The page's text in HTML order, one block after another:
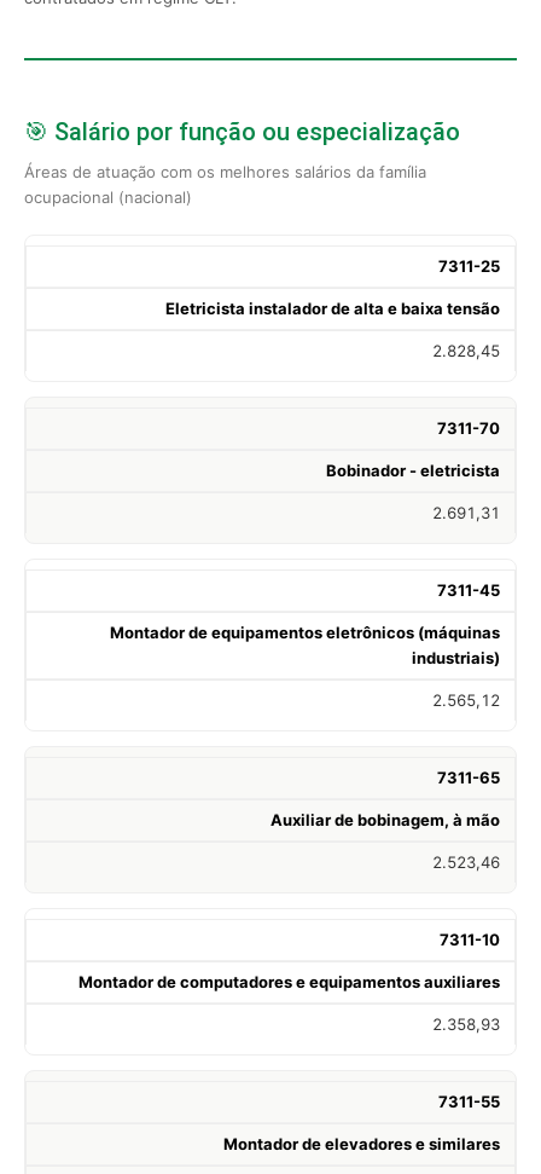
🎯 Salário por função ou especialização
Áreas de atuação com os melhores salários da família
ocupacional (nacional)
7311-25
Eletricista instalador de alta e baixa tensão
2.828,45
7311-70
Bobinador - eletricista
2.691,31
7311-45
Montador de equipamentos eletrônicos (máquinas
industriais)
2.565,12
7311-65
Auxiliar de bobinagem, à mão
2.523,46
7311-10
Montador de computadores e equipamentos auxiliares
2.358,93
7311-55
Montador de elevadores e similares